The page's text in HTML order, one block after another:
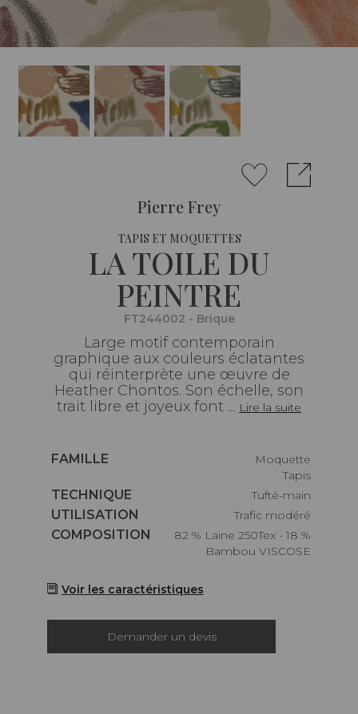
Pierre Frey
TAPIS ET MOQUETTES
LA TOILE DU
PEINTRE
FT244002 - Brique
Large motif contemporain
graphique aux couleurs éclatantes
qui réinterprète une œuvre de
Heather Chontos. Son échelle, son
trait libre et joyeux font ... Lire la suite
Caractéristiques
FAMILLE
Moquette
Tapis
Caractéristiques
TECHNIQUE
Tufté-main
Caractéristiques
UTILISATION
Trafic modéré
Caractéristiques
COMPOSITION
82 % Laine 250Tex - 18 %
Bambou VISCOSE
Voir les caractéristiques
Demander un devis